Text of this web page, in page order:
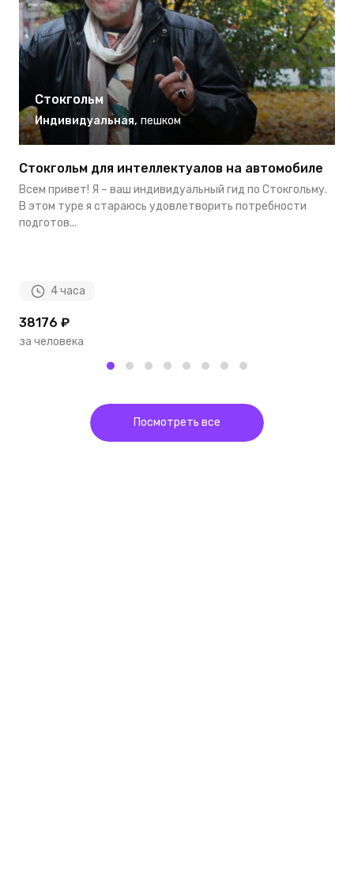
Стокгольм
Индивидуальная, пешком
Стокгольм для интеллектуалов на автомобиле
Всем привет! Я – ваш индивидуальный гид по Стокгольму.
В этом туре я стараюсь удовлетворить потребности
подготов...
4 часа
38176 ₽
за человека
Посмотреть все